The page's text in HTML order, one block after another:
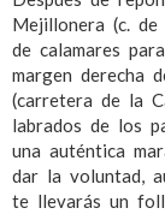
Mejillonera (c.
de calamares
margen derecha
(carretera de la
labrados de los
una auténtica
dar la voluntad,
te llevarás un